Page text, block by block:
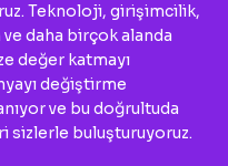
Teknoloji, girişimcilik,
daha birçok alanda
değer katmayı
değiştirme
ve bu doğrultuda
sizlerle buluşturuyoruz.